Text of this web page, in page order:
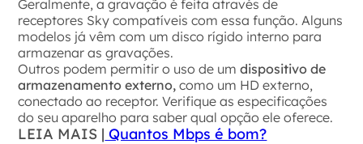
Geralmente, a gravação é feita através de
receptores Sky compatíveis com essa função. Alguns
modelos já vêm com um disco rígido interno para
armazenar as gravações.
Outros podem permitir o uso de umdispositivo de
armazenamento externo, como um HD externo,
conectado ao receptor. Verifique as especificações
do seu aparelho para saber qual opção ele oferece.
LEIA MAIS | Quantos Mbps é bom?